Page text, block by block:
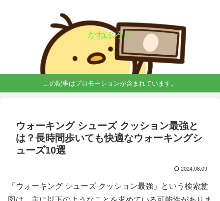
かねぶろぐ
この記事はプロモーションが含まれています。
ウォーキング シューズ クッション最強と
は？長時間歩いても快適なウォーキングシ
ューズ10選
2024.08.09
「ウォーキング シューズ クッション最強」という検索意